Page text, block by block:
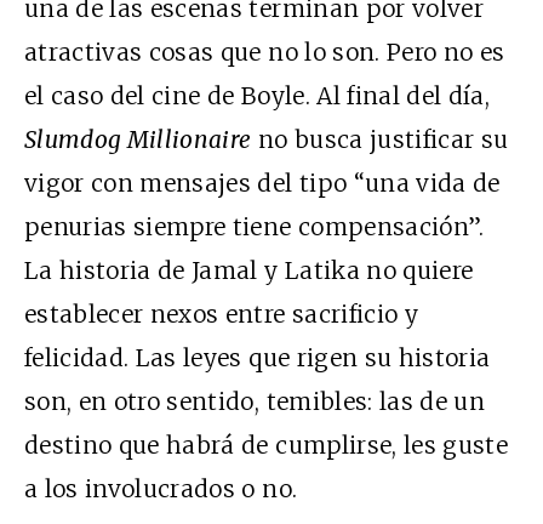
una de las escenas terminan por volver
atractivas cosas que no lo son. Pero no es
el caso del cine de Boyle. Al final del día,
Slumdog Millionaire no busca justificar su
vigor con mensajes del tipo “una vida de
penurias siempre tiene compensación”.
La historia de Jamal y Latika no quiere
establecer nexos entre sacrificio y
felicidad. Las leyes que rigen su historia
son, en otro sentido, temibles: las de un
destino que habrá de cumplirse, les guste
a los involucrados o no.